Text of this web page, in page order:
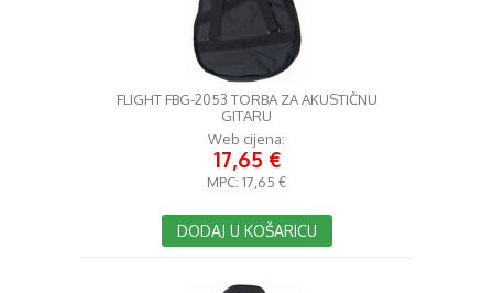
FLIGHT FBG-2053 TORBA ZA AKUSTIČNU
GITARU
Web cijena:
17,65 €
MPC: 17,65 €
DODAJ U KOŠARICU